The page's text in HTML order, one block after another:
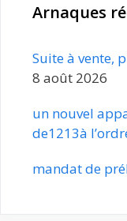
Arnaques
Suite à vente,
8 août 2026
un nouvel
de1213à
mandat de